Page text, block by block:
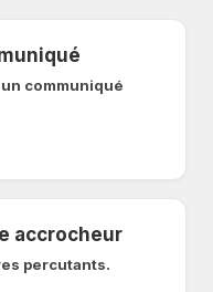
communiqué
accrocheur
percutants.